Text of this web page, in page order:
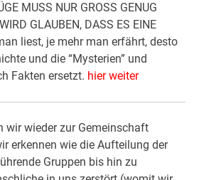
MUSS NUR GROSS GENUG
GLAUBEN, DASS ES EINE
liest, je mehr man erfährt, desto
und die “Mysterien” und
Fakten ersetzt. hier weiter
wir wieder zur Gemeinschaft
erkennen wie die Aufteilung der
Gruppen bis hin zu